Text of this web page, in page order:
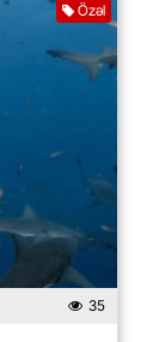
Özəl
35